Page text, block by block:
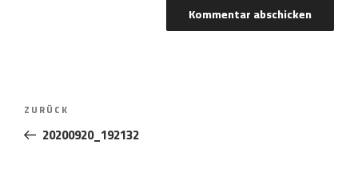
Beitragsnavigation
Vorheriger
Beitrag
ZURÜCK
20200920_192132